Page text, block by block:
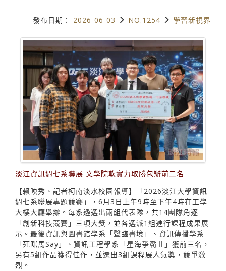
發布日期： 2026-06-03 NO.1254 學習新視界
淡江資訊週七系聯展 文學院軟實力取勝包辦前二名
【賴映秀、記者柯南淡水校園報導】「2026淡江大學資訊
週七系聯展專題競賽」，6月3日上午9時至下午4時在工學
大樓大廳舉辦。每系遴選出兩組代表隊，共14團隊角逐
「創新科技競賽」三項大獎，並各選派1組進行課程成果展
示。最後資訊與圖書館學系「聲臨書境」、資訊傳播學系
「死咪馬Say」、資訊工程學系「星海爭霸Ⅱ」獲前三名，
另有5組作品獲得佳作，並選出3組課程展人氣獎，競爭激
烈。